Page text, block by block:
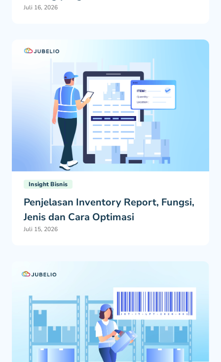
Juli 16, 2026
Insight Bisnis
Penjelasan Inventory Report, Fungsi,
Jenis dan Cara Optimasi
Juli 15, 2026